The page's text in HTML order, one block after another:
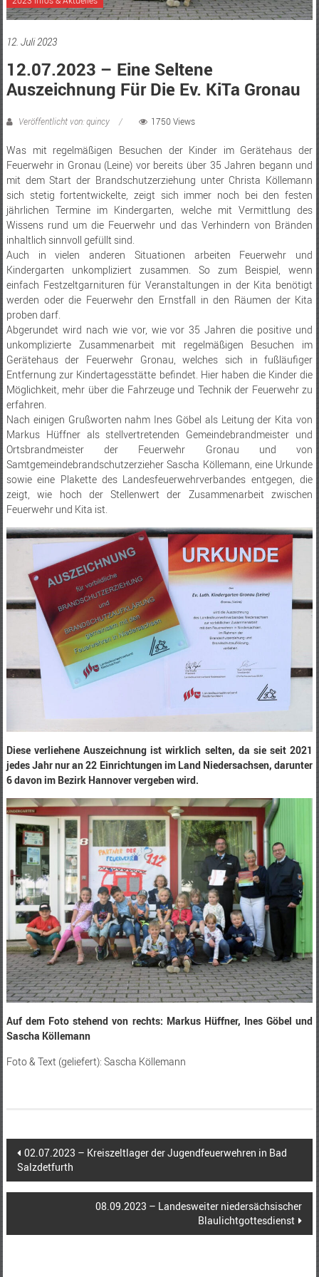
12. Juli 2023
12.07.2023 – Eine Seltene
Auszeichnung Für Die Ev. KiTa Gronau
Veröffentlicht von: quincy 1750 Views
Was mit regelmäßigen Besuchen der Kinder im Gerätehaus der
Feuerwehr in Gronau (Leine) vor bereits über 35 Jahren begann und
mit dem Start der Brandschutzerziehung unter Christa Köllemann
sich stetig fortentwickelte, zeigt sich immer noch bei den festen
jährlichen Termine im Kindergarten, welche mit Vermittlung des
Wissens rund um die Feuerwehr und das Verhindern von Bränden
inhaltlich sinnvoll gefüllt sind.
Auch in vielen anderen Situationen arbeiten Feuerwehr und
Kindergarten unkompliziert zusammen. So zum Beispiel, wenn
einfach Festzeltgarnituren für Veranstaltungen in der Kita benötigt
werden oder die Feuerwehr den Ernstfall in den Räumen der Kita
proben darf.
Abgerundet wird nach wie vor, wie vor 35 Jahren die positive und
unkomplizierte Zusammenarbeit mit regelmäßigen Besuchen im
Gerätehaus der Feuerwehr Gronau, welches sich in fußläufiger
Entfernung zur Kindertagesstätte befindet. Hier haben die Kinder die
Möglichkeit, mehr über die Fahrzeuge und Technik der Feuerwehr zu
erfahren.
Nach einigen Grußworten nahm Ines Göbel als Leitung der Kita von
Markus Hüffner als stellvertretenden Gemeindebrandmeister und
Ortsbrandmeister der Feuerwehr Gronau und von
Samtgemeindebrandschutzerzieher Sascha Köllemann, eine Urkunde
sowie eine Plakette des Landesfeuerwehrverbandes entgegen, die
zeigt, wie hoch der Stellenwert der Zusammenarbeit zwischen
Feuerwehr und Kita ist.
Diese verliehene Auszeichnung ist wirklich selten, da sie seit 2021
jedes Jahr nur an 22 Einrichtungen im Land Niedersachsen, darunter
6 davon im Bezirk Hannover vergeben wird.
Auf dem Foto stehend von rechts: Markus Hüffner, Ines Göbel und
Sascha Köllemann
Foto & Text (geliefert): Sascha Köllemann
Beitragsnavigation
02.07.2023 – Kreiszeltlager der Jugendfeuerwehren in Bad
Salzdetfurth
08.09.2023 – Landesweiter niedersächsischer
Blaulichtgottesdienst